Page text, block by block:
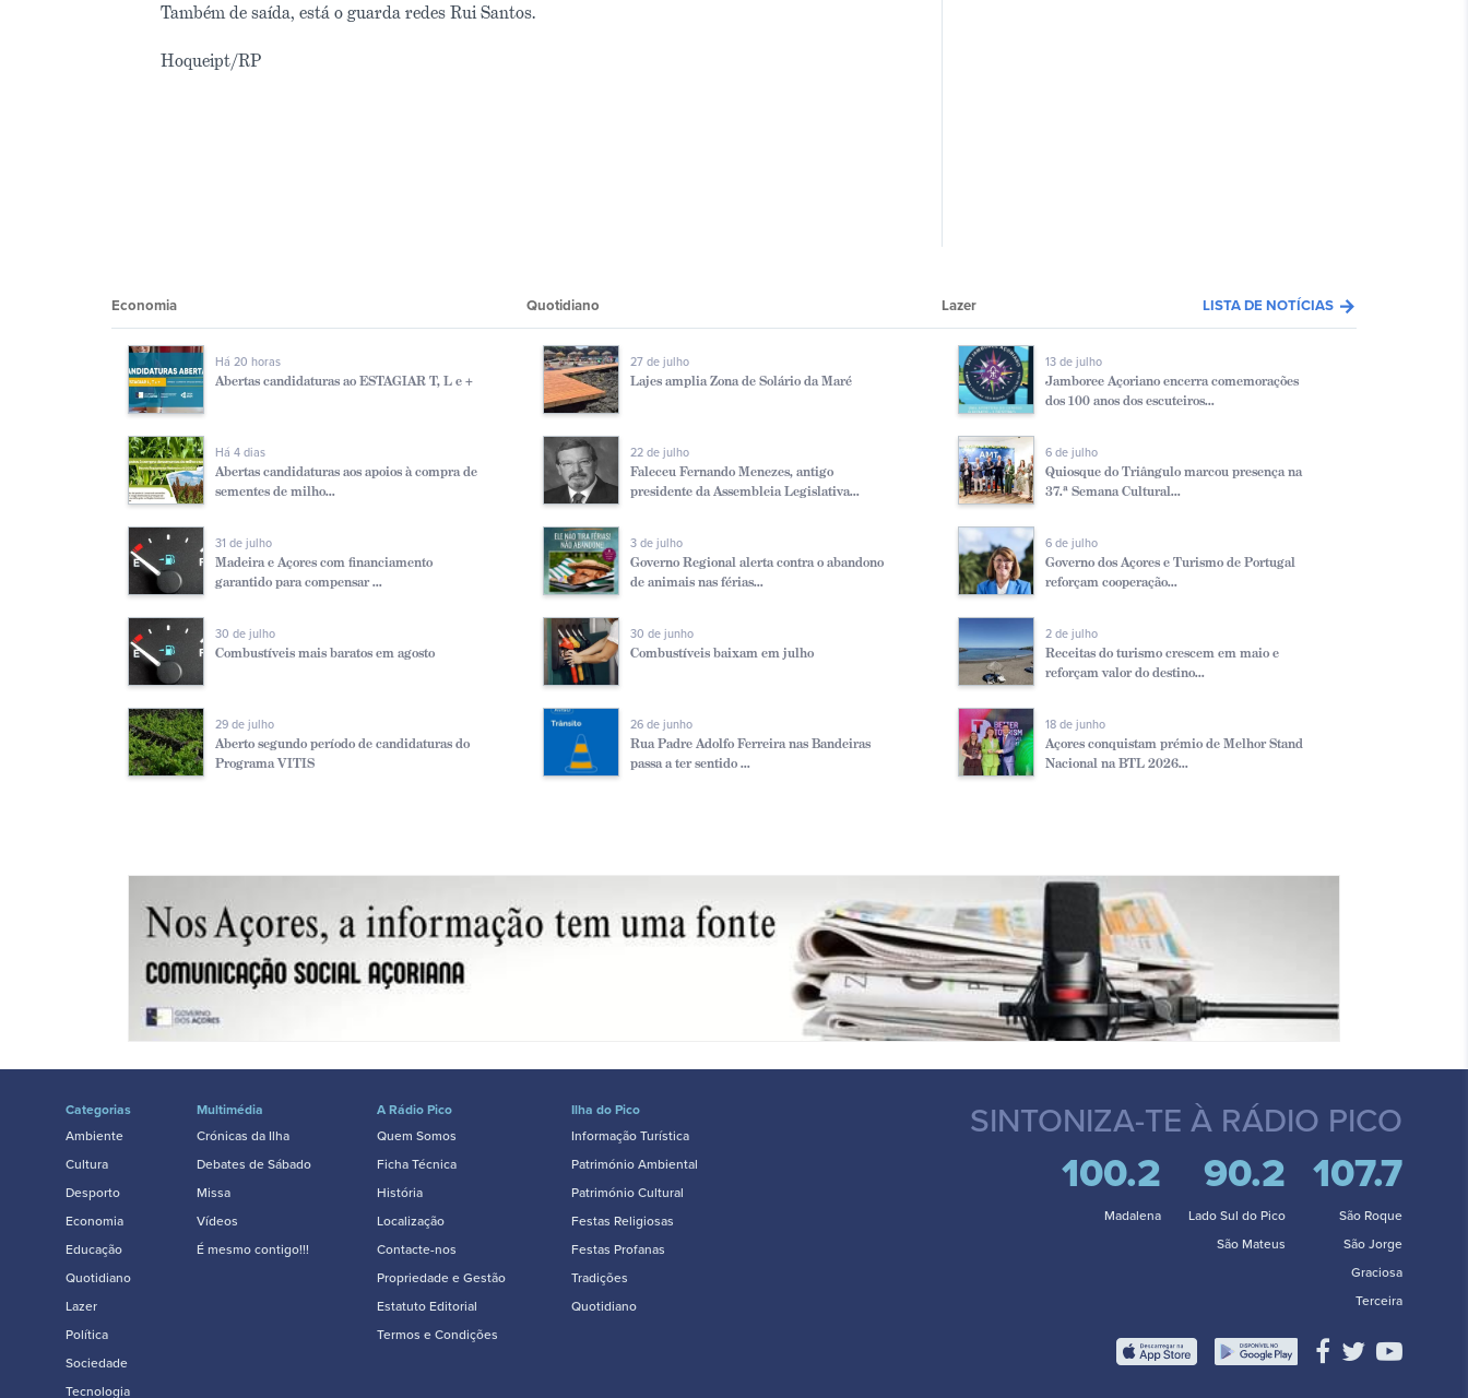
Também de saída, está o guarda redes Rui Santos.
Hoqueipt/RP
Economia Quotidiano Lazer LISTA DE NOTÍCIAS arrow_forward
Há 20 horas
Abertas candidaturas ao ESTAGIAR T, L e +
Há 4 dias
Abertas candidaturas aos apoios à compra de
sementes de milho...
31 de julho
Madeira e Açores com financiamento
garantido para compensar ...
30 de julho
Combustíveis mais baratos em agosto
29 de julho
Aberto segundo período de candidaturas do
Programa VITIS
27 de julho
Lajes amplia Zona de Solário da Maré
22 de julho
Faleceu Fernando Menezes, antigo
presidente da Assembleia Legislativa...
3 de julho
Governo Regional alerta contra o abandono
de animais nas férias...
30 de junho
Combustíveis baixam em julho
26 de junho
Rua Padre Adolfo Ferreira nas Bandeiras
passa a ter sentido ...
13 de julho
Jamboree Açoriano encerra comemorações
dos 100 anos dos escuteiros...
6 de julho
Quiosque do Triângulo marcou presença na
37.ª Semana Cultural...
6 de julho
Governo dos Açores e Turismo de Portugal
reforçam cooperação...
2 de julho
Receitas do turismo crescem em maio e
reforçam valor do destino...
18 de junho
Açores conquistam prémio de Melhor Stand
Nacional na BTL 2026...
Categorias
Ambiente
Cultura
Desporto
Economia
Educação
Quotidiano
Lazer
Política
Sociedade
Tecnologia
Multimédia
Crónicas da Ilha
Debates de Sábado
Missa
Vídeos
É mesmo contigo!!!
A Rádio Pico
Quem Somos
Ficha Técnica
História
Localização
Contacte-nos
Propriedade e Gestão
Estatuto Editorial
Termos e Condições
Ilha do Pico
Informação Turística
Património Ambiental
Património Cultural
Festas Religiosas
Festas Profanas
Tradições
Quotidiano
SINTONIZA-TE À RÁDIO PICO
100.2
Madalena
90.2
Lado Sul do Pico
São Mateus
107.7
São Roque
São Jorge
Graciosa
Terceira